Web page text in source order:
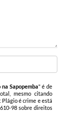
Sapopemba" é de
mesmo citando
Plágio é crime e está
98 sobre direitos